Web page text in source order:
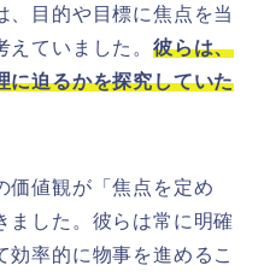
、目的や目標に焦点を当
ていました。 彼らは、
に迫るかを探究していた
価値観が「焦点を定め
ました。彼らは常に明確
効率的に物事を進めるこ